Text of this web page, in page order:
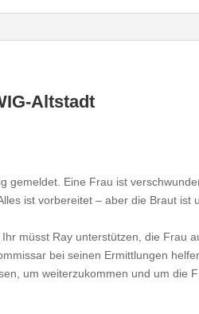
Altstadt
gemeldet. Eine Frau ist
ist vorbereitet – aber die Braut
müsst Ray unterstützen, die Frau
bei seinen Ermittlungen
um weiterzukommen und um die